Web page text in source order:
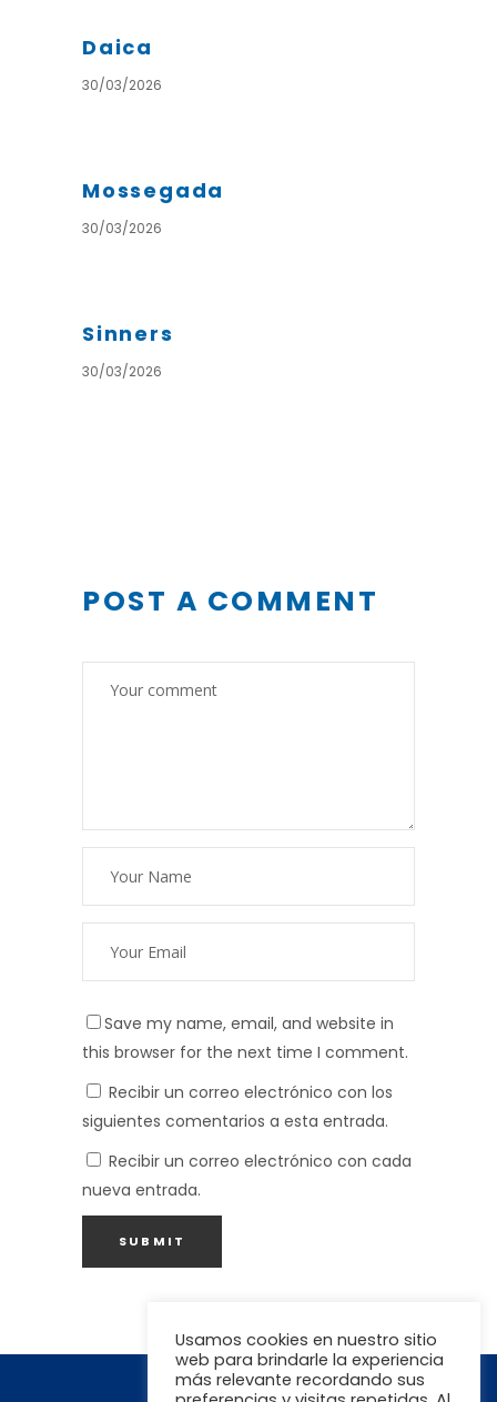
Daica
30/03/2026
Mossegada
30/03/2026
Sinners
30/03/2026
POST A COMMENT
Save my name, email, and website in
this browser for the next time I comment.
Recibir un correo electrónico con los
siguientes comentarios a esta entrada.
Recibir un correo electrónico con cada
nueva entrada.
Usamos cookies en nuestro sitio
web para brindarle la experiencia
más relevante recordando sus